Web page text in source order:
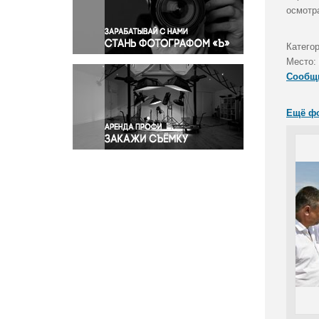
Правосудие
Происшествия и конфликты
Религия
Светская жизнь
Спорт
Экология
Экономика и бизнес
Место:
Ещё